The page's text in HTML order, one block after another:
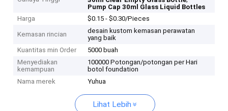
Pump Cap 30ml Glass Liquid Bottles
Harga
$0.15 - $0.30/Pieces
Kemasan rincian
desain kustom kemasan perawatan
yang baik
Kuantitas min Order
5000 buah
Menyediakan
kemampuan
100000 Potongan/potongan per Hari
botol foundation
Nama merek
Yuhua
Lihat Lebih